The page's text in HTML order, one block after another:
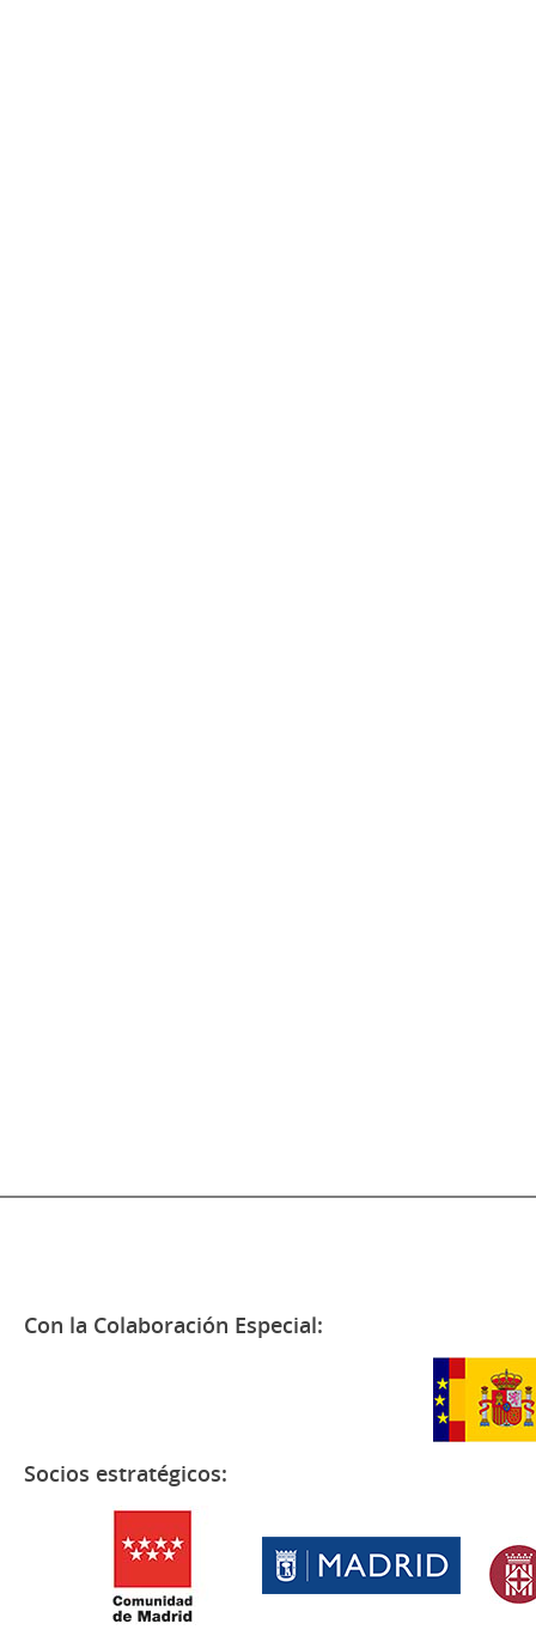
Con la Colaboración Especial:
Socios estratégicos: